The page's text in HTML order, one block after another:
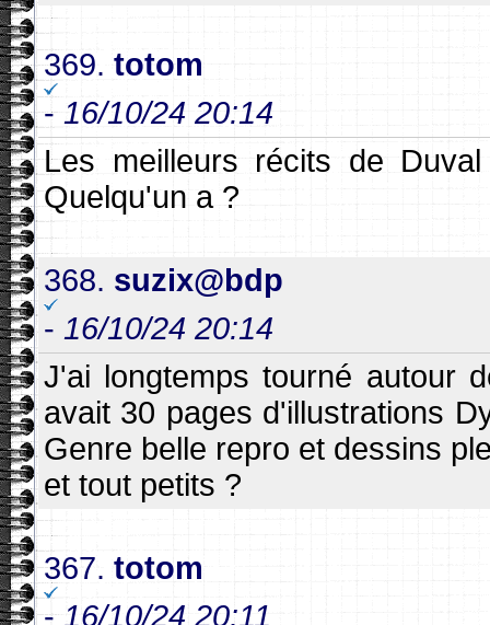
369. totom
-16/10/24 20:14
Les meilleurs récits de
Quelqu'un a ?
368. suzix@bdp
- 16/10/24 20:14
J'ai longtemps tourné autour
avait 30 pages d'illustrations
Genre belle repro et dessins
et tout petits ?
367. totom
-16/10/24 20:11